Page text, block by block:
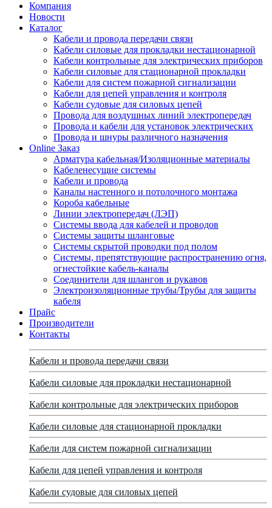
Компания
Новости
Каталог
Кабели и провода передачи связи
Кабели силовые для прокладки нестационарной
Кабели контрольные для электрических приборов
Кабели силовые для стационарной прокладки
Кабели для систем пожарной сигнализации
Кабели для цепей управления и контроля
Кабели судовые для силовых цепей
Провода для воздушных линий электропередач
Провода и кабели для установок электрических
Провода и шнуры различного назначения
Online Заказ
Арматура кабельная/Изоляционные материалы
Кабеленесущие системы
Кабели и провода
Каналы настенного и потолочного монтажа
Короба кабельные
Линии электропередач (ЛЭП)
Системы ввода для кабелей и проводов
Системы защиты шланговые
Системы скрытой проводки под полом
Системы, препятствующие распространению огня,
огнестойкие кабель-каналы
Соединители для шлангов и рукавов
Электроизоляционные трубы/Трубы для защиты
кабеля
Прайс
Производители
Контакты
Кабели и провода передачи связи
Кабели силовые для прокладки нестационарной
Кабели контрольные для электрических приборов
Кабели силовые для стационарной прокладки
Кабели для систем пожарной сигнализации
Кабели для цепей управления и контроля
Кабели судовые для силовых цепей